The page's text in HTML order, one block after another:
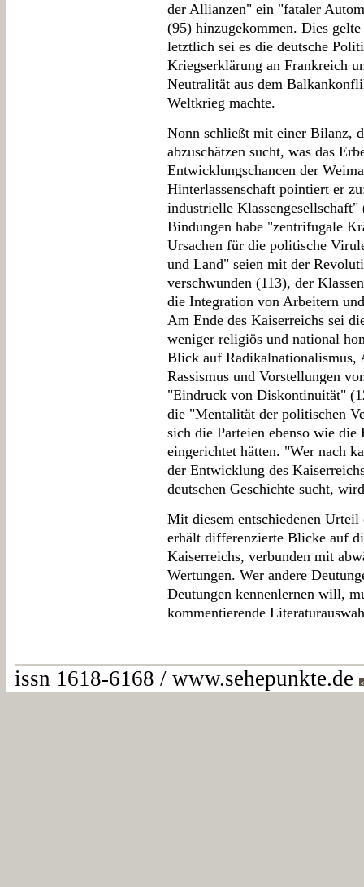
der Allianzen" ein "fataler
(95) hinzugekommen. Dies
letztlich sei es die deutsche
Kriegserklärung an Frankreich
Neutralität aus dem
Weltkrieg machte.
Nonn schließt mit einer Bilanz,
abzuschätzen sucht, was das
Entwicklungschancen der
Hinterlassenschaft pointiert er
industrielle
Bindungen habe "zentrifugale
Ursachen für die politische
und Land" seien mit der
verschwunden (113), der
die Integration von Arbeitern
Am Ende des Kaiserreichs sei
weniger religiös und national
Blick auf
Rassismus und Vorstellungen
"Eindruck von Diskontinuität"
die "Mentalität der politischen
sich die Parteien ebenso wie
eingerichtet hätten. "Wer nach
der Entwicklung des
deutschen Geschichte sucht,
Mit diesem entschiedenen Urteil
erhält differenzierte Blicke auf
Kaiserreichs, verbunden mit
Wertungen. Wer andere
Deutungen kennenlernen will,
kommentierende
issn 1618-6168 / www.sehepunkte.de